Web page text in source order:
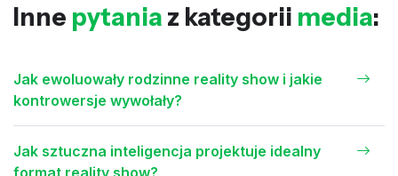
Inne pytania z kategorii media:
Jak ewoluowały rodzinne reality show i jakie
kontrowersje wywołały?
Jak sztuczna inteligencja projektuje idealny